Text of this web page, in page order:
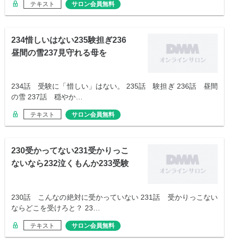
テキスト サロン会員無料
234惜しいはない235験担ぎ236
昼間の雪237見守れる母を
234話 受験に「惜しい」はない。 235話 験担ぎ 236話 昼間
の雪 237話 穏やか…
テキスト サロン会員無料
230受かってない231受かりっこ
ないなら232泣くもんか233受験
230話 こんなの絶対に受かっていない 231話 受かりっこない
ならどこを受けろと？ 23…
テキスト サロン会員無料